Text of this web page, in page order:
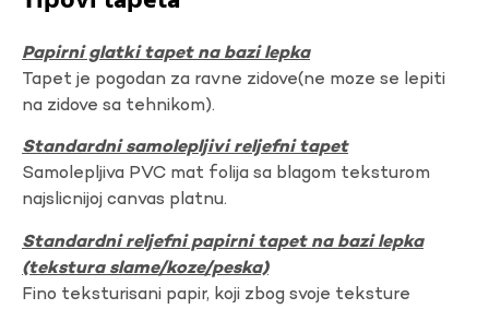
Papirni glatki tapet na bazi lepka
Tapet je pogodan za ravne zidove(ne moze se lepiti
na zidove sa tehnikom).
Standardni samolepljivi reljefni tapet
Samolepljiva PVC mat folija sa blagom teksturom
najslicnijoj canvas platnu.
Standardni reljefni papirni tapet na bazi lepka
(tekstura slame/koze/peska)
Fino teksturisani papir, koji zbog svoje teksture